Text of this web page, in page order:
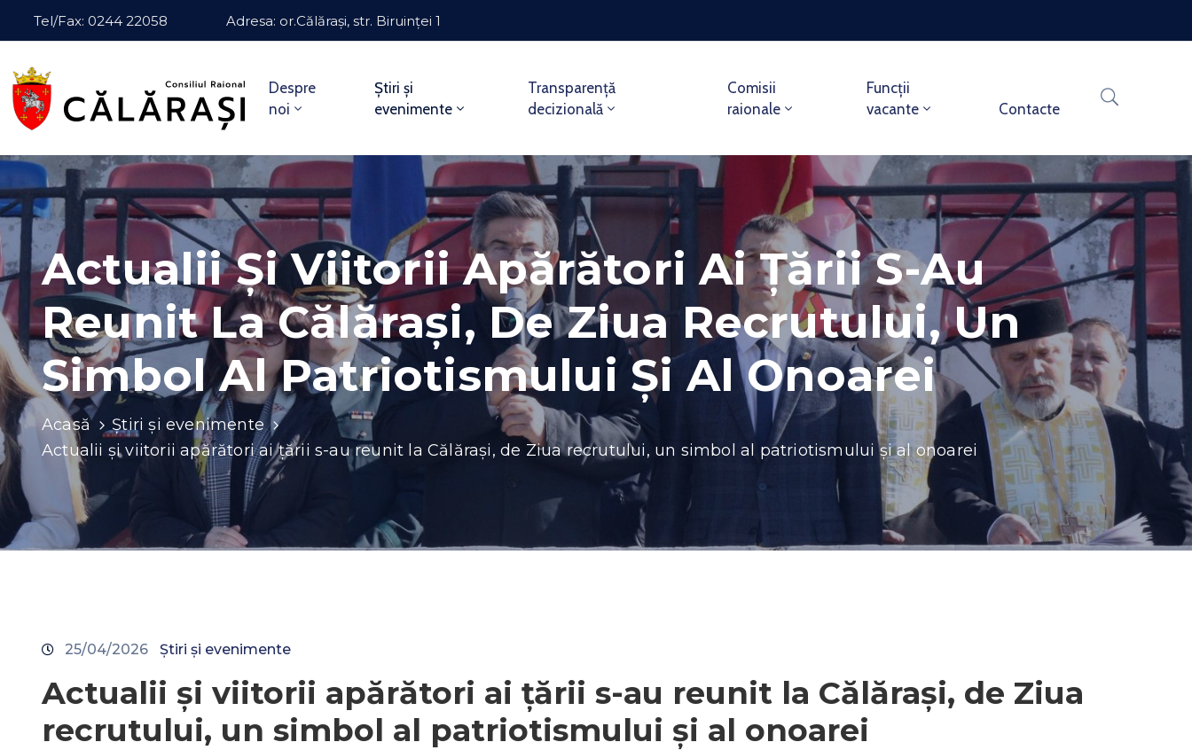
Tel/Fax: 0244 22058 Adresa: or.Călărași, str. Biruinței 1
Despre
noi
Știri și
evenimente
Transparență
decizională
Comisii
raionale
Funcții
vacante
Contacte
Actualii Și Viitorii Apărători Ai Țării S-Au
Reunit La Călărași, De Ziua Recrutului, Un
Simbol Al Patriotismului Și Al Onoarei
Acasă
Știri și evenimente
Actualii și viitorii apărători ai țării s-au reunit la Călărași, de Ziua recrutului, un simbol al patriotismului și al onoarei
25/04/2026 Știri și evenimente
Actualii și viitorii apărători ai țării s-au reunit la Călărași, de Ziua
recrutului, un simbol al patriotismului și al onoarei